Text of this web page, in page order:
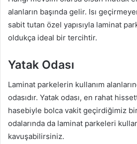
alanların başında gelir. Isı
sabit tutan özel yapısıyla laminat
oldukça ideal bir tercihtir.
Yatak Odası
Laminat parkelerin kullanım
odasıdır. Yatak odası, en rahat
hasebiyle bolca vakit geçirdiğimiz bir
odalarında da laminat parkeleri
kavuşabilirsiniz.